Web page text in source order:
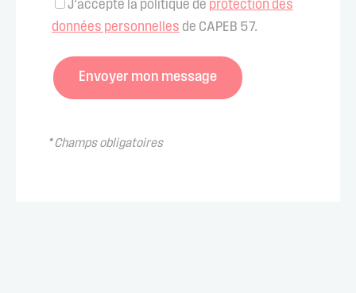
J'accepte la politique de protection des
données personnelles de CAPEB 57.
*Champs obligatoires